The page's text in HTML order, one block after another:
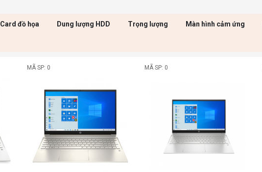
Card đồ họa Dung lượng HDD Trọng lượng Màn hình cảm ứng
MÃ SP: 0 MÃ SP: 0